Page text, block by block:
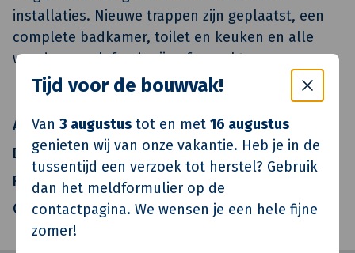
Tijd voor de bouwvak!
Van 3 augustus tot en met 16 augustus
genieten wij van onze vakantie. Heb je in de
tussentijd een verzoek tot herstel? Gebruik
dan het meldformulier op de
contactpagina. We wensen je een hele fijne
zomer!
installaties. Nieuwe trappen zijn geplaatst, een
complete badkamer, toilet en keuken en alle
wanden en plafonds zijn afgewerkt.
Architect
SBH Architecten
Directievoerder
Standvast Wonen
Realisatie
Van de Klok Totaalonderhoud
Oplevering
Q2 2014